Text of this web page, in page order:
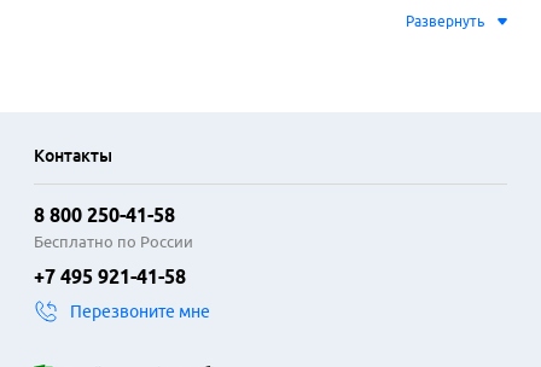
цель UPS - это защита оборудования от потерь данных,
На какие характеристики стоит обратить внимание при
выборе ИБП:
Тип ИБП;
Выходная мощность (полная и активная);
Количество выходных разъёмов;
Тип выходных разъёмов питания;
Развернуть
Контакты
8 800 250-41-58
Бесплатно по России
+7 495 921-41-58
Перезвоните мне